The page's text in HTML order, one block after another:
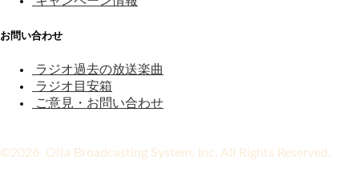
お問い合わせ
ラジオ過去の放送楽曲
ラジオ目安箱
ご意見・お問い合わせ
©2026 Oita Broadcasting System, Inc. All Rights Reserved.